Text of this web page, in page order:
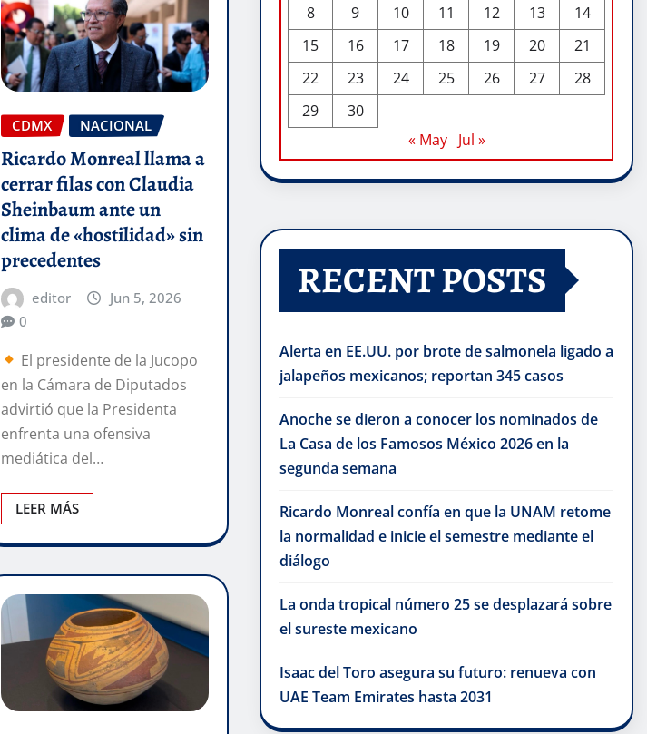
CDMX NACIONAL
Ricardo Monreal llama a
cerrar filas con Claudia
Sheinbaum ante un
clima de «hostilidad» sin
precedentes
editor
Jun 5, 2026
0
El presidente de la Jucopo
en la Cámara de Diputados
advirtió que la Presidenta
enfrenta una ofensiva
mediática del…
LEER MÁS
8
9 10 11 12 13
14
15
16 17 18 19 20
21
22
23 24 25 26 27
28
29
30
« May
Jul »
RECENT POSTS
Alerta en EE.UU. por brote de salmonela ligado a
jalapeños mexicanos; reportan 345 casos
Anoche se dieron a conocer los nominados de
La Casa de los Famosos México 2026 en la
segunda semana
Ricardo Monreal confía en que la UNAM retome
la normalidad e inicie el semestre mediante el
diálogo
La onda tropical número 25 se desplazará sobre
el sureste mexicano
Isaac del Toro asegura su futuro: renueva con
UAE Team Emirates hasta 2031